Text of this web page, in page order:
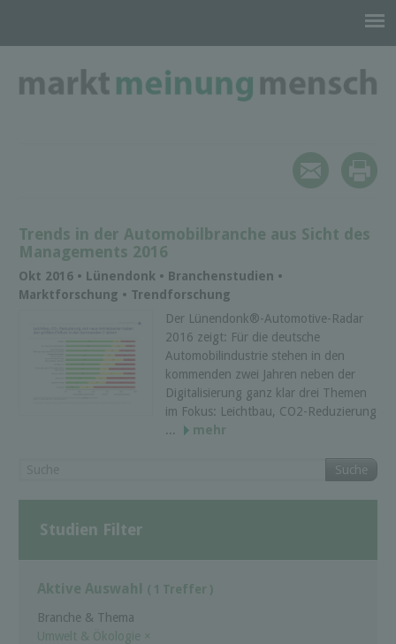
Trends in der Automobilbranche aus Sicht des
Managements 2016
Okt 2016 • Lünendonk • Branchenstudien •
Marktforschung • Trendforschung
Der Lünendonk®-Automotive-Radar
2016 zeigt: Für die deutsche
Automobilindustrie stehen in den
kommenden zwei Jahren neben der
Digitalisierung ganz klar drei Themen
im Fokus: Leichtbau, CO2-Reduzierung
...
mehr
Suche
Studien Filter
Aktive Auswahl ( 1 Treffer )
Branche & Thema
Umwelt & Ökologie ×